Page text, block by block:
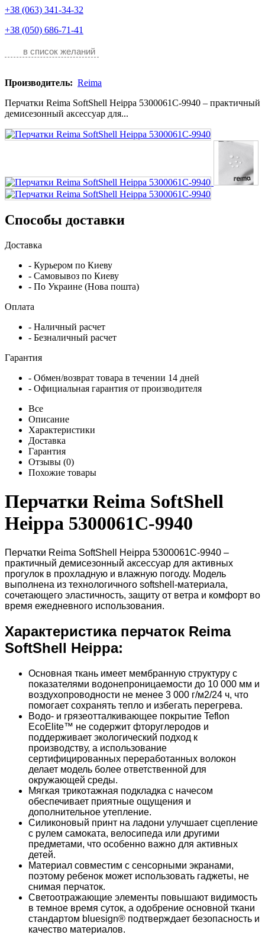
+38 (063) 341-34-32
+38 (050) 686-71-41
в список желаний
Производитель: Reima
Перчатки Reima SoftShell Heippa 5300061C-9940 – практичный
демисезонный аксессуар для...
Способы доставки
Доставка
- Курьером по Киеву
- Самовывоз по Киеву
- По Украине (Нова пошта)
Оплата
- Наличный расчет
- Безналичный расчет
Гарантия
- Обмен/возврат товара в течении 14 дней
- Официальная гарантия от производителя
Все
Описание
Характеристики
Доставка
Гарантия
Отзывы (0)
Похожие товары
Перчатки Reima SoftShell
Heippa 5300061C-9940
Перчатки Reima SoftShell Heippa 5300061C-9940 –
практичный демисезонный аксессуар для активных
прогулок в прохладную и влажную погоду. Модель
выполнена из технологичного softshell-материала,
сочетающего эластичность, защиту от ветра и комфорт во
время ежедневного использования.
Характеристика перчаток Reima
SoftShell Heippa:
Основная ткань имеет мембранную структуру с
показателями водонепроницаемости до 10 000 мм и
воздухопроводности не менее 3 000 г/м2/24 ч, что
помогает сохранять тепло и избегать перегрева.
Водо- и грязеотталкивающее покрытие Teflon
EcoElite™ не содержит фторуглеродов и
поддерживает экологический подход к
производству, а использование
сертифицированных переработанных волокон
делает модель более ответственной для
окружающей среды.
Мягкая трикотажная подкладка с начесом
обеспечивает приятные ощущения и
дополнительное утепление.
Силиконовый принт на ладони улучшает сцепление
с рулем самоката, велосипеда или другими
предметами, что особенно важно для активных
детей.
Материал совместим с сенсорными экранами,
поэтому ребенок может использовать гаджеты, не
снимая перчаток.
Светоотражающие элементы повышают видимость
в темное время суток, а одобрение основной ткани
стандартом bluesign® подтверждает безопасность и
качество материалов.